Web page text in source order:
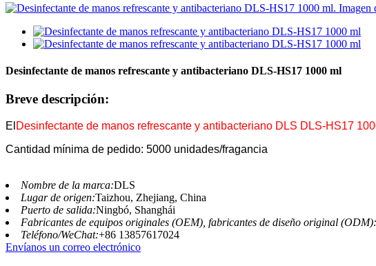
Desinfectante de manos refrescante y antibacteriano DLS-HS17 1000 ml
Breve descripción:
El Desinfectante de manos refrescante y antibacteriano DLS DLS-HS17
Cantidad mínima de pedido: 5000 unidades/fragancia
Nombre de la marca:DLS
Lugar de origen:Taizhou, Zhejiang, China
Puerto de salida:Ningbó, Shanghái
Fabricantes de equipos originales (OEM), fabricantes de diseño original (ODM):
Teléfono/WeChat:+86 13857617024
Envíanos un correo electrónico